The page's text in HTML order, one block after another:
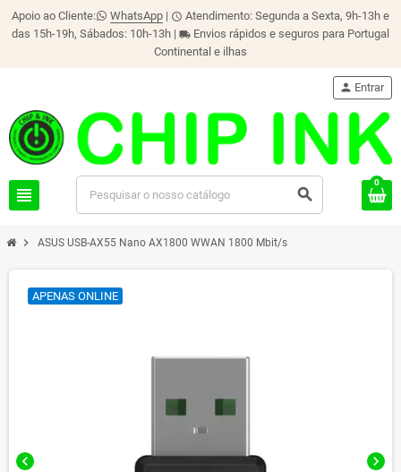
Apoio ao Cliente: WhatsApp | schedule Atendimento: Segunda a Sexta, 9h-13h e
das 15h-19h, Sábados: 10h-13h | local_shipping Envios rápidos e seguros para Portugal
Continental e ilhas
view_headline search
person Entrar
0
chevron_right ASUS USB-AX55 Nano AX1800 WWAN 1800 Mbit/s
chevron_left chevron_right
APENAS ONLINE